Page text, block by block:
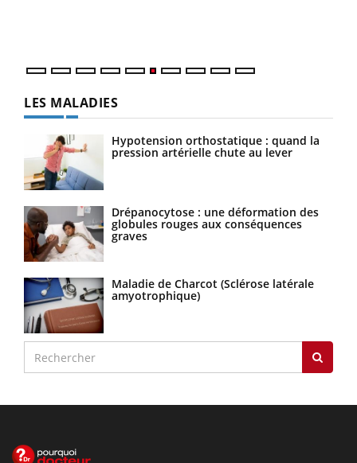
LES MALADIES
Hypotension orthostatique : quand la
pression artérielle chute au lever
Drépanocytose : une déformation des
globules rouges aux conséquences
graves
Maladie de Charcot (Sclérose latérale
amyotrophique)